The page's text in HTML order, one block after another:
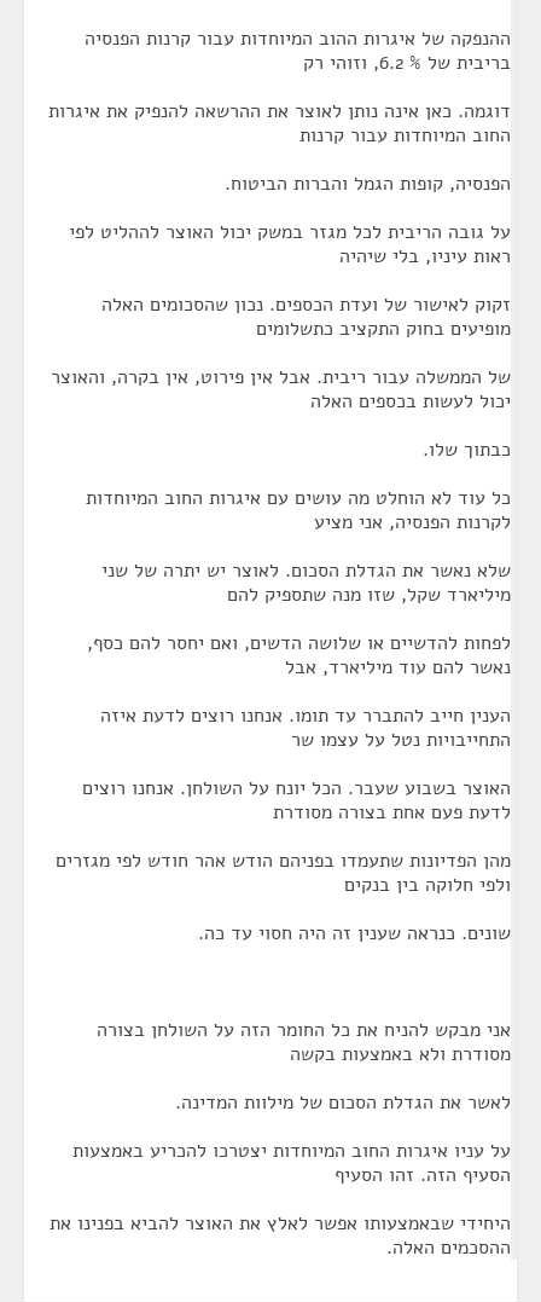
ההנפקה של איגרות ההוב המיוחדות עבור קרנות הפנסיה
בריבית של % 6.2, וזוהי רק
דוגמה. כאן אינה נותן לאוצר את ההרשאה להנפיק את איגרות
החוב המיוחדות עבור קרנות
הפנסיה, קופות הגמל והברות הביטוח.
על גובה הריבית לכל מגזר במשק יכול האוצר לההליט לפי
ראות עיניו, בלי שיהיה
זקוק לאישור של ועדת הכספים. נכון שהסכומים האלה
מופיעים בחוק התקציב כתשלומים
של הממשלה עבור ריבית. אבל אין פירוט, אין בקרה, והאוצר
יכול לעשות בכספים האלה
כבתוך שלו.
כל עוד לא הוחלט מה עושים עם איגרות החוב המיוחדות
לקרנות הפנסיה, אני מציע
שלא נאשר את הגדלת הסכום. לאוצר יש יתרה של שני
מיליארד שקל, שזו מנה שתספיק להם
לפחות להדשיים או שלושה הדשים, ואם יחסר להם כסף,
נאשר להם עוד מיליארד, אבל
הענין חייב להתברר עד תומו. אנחנו רוצים לדעת איזה
התחייבויות נטל על עצמו שר
האוצר בשבוע שעבר. הכל יונח על השולחן. אנחנו רוצים
לדעת פעם אחת בצורה מסודרת
מהן הפדיונות שתעמדו בפניהם הודש אהר חודש לפי מגזרים
ולפי חלוקה בין בנקים
שונים. כנראה שענין זה היה חסוי עד כה.
אני מבקש להניח את כל החומר הזה על השולחן בצורה
מסודרת ולא באמצעות בקשה
לאשר את הגדלת הסכום של מילוות המדינה.
על עניו איגרות החוב המיוחדות יצטרכו להכריע באמצעות
הסעיף הזה. זהו הסעיף
היחידי שבאמצעותו אפשר לאלץ את האוצר להביא בפנינו את
ההסכמים האלה.